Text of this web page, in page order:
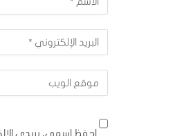
احفظ اسمي، بريدي